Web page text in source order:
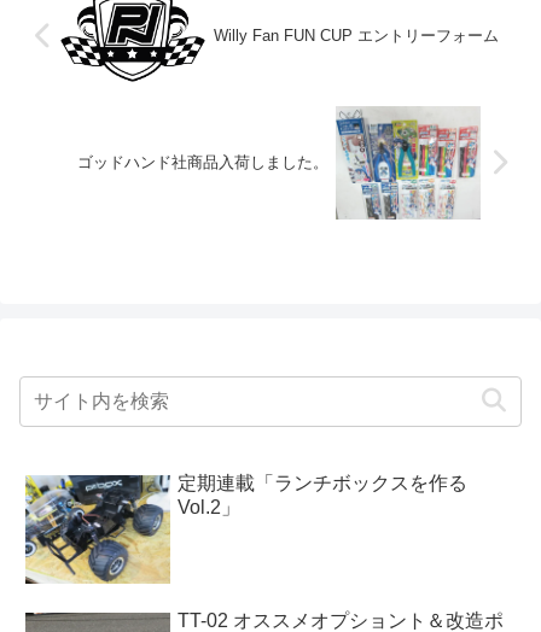
Willy Fan FUN CUP エントリーフォーム
ゴッドハンド社商品入荷しました。
定期連載「ランチボックスを作る
Vol.2」
TT-02 オススメオプショント＆改造ポ